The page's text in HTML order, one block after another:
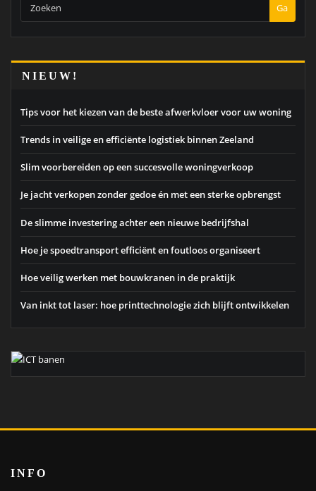
Ga
NIEUW!
Tips voor het kiezen van de beste afwerkvloer voor uw woning
Trends in veilige en efficiënte logistiek binnen Zeeland
Slim voorbereiden op een succesvolle woningverkoop
Je jacht verkopen zonder gedoe én met een sterke opbrengst
De slimme investering achter een nieuwe bedrijfshal
Hoe je spoedtransport efficiënt en foutloos organiseert
Hoe veilig werken met bouwkranen in de praktijk
Van inkt tot laser: hoe printtechnologie zich blijft ontwikkelen
INFO